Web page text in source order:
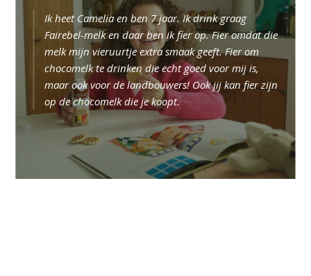
Ik heet Camelia en ben 7 jaar. Ik drink graag
Fairebel-melk en daar ben ik fier op. Fier omdat die
melk mijn vieruurtje extra smaak geeft. Fier om
chocomelk te drinken die echt goed voor mij is,
maar ook voor de landbouwers! Ook jij kan fier zijn
op de chocomelk die je koopt.